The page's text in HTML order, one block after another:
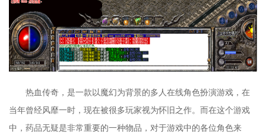
热血传奇，是一款以魔幻为背景的多人在线角色扮演游戏，在
当年曾经风靡一时，现在被很多玩家视为怀旧之作。而在这个游戏
中，药品无疑是非常重要的一种物品，对于游戏中的各位角色来